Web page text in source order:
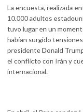
La encuesta, realizada
10.000 adultos
tuvo lugar en un
habían surgido
presidente Donald
el conflicto con Irán y
internacional.